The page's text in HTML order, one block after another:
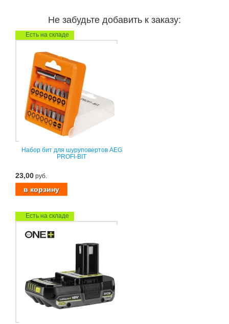
Не забудьте добавить к заказу:
Есть на складе
Набор бит для шуруповертов AEG
PROFI-BIT
23,00 руб.
Есть на складе